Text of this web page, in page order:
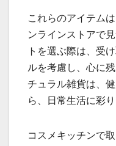
これらのアイテム
ンラインストアで
トを選ぶ際は、受
ルを考慮し、心に
チュラル雑貨は、
ら、日常生活に彩
コスメキッチンで